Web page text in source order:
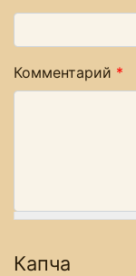
Комментарий *
Капча